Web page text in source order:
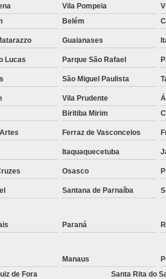
Vila Pompeia
Belém
Guaianases
Lucas Parque São Rafael
São Miguel Paulista
Vila Prudente
Biritiba Mirim
Ferraz de Vasconcelos
Itaquaquecetuba
Osasco
Santana de Parnaíba
Paraná
Manaus
de Fora Santa Rita do